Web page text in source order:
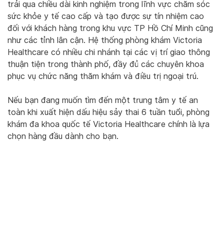
trải qua chiều dài kinh nghiệm trong lĩnh vực chăm sóc
sức khỏe y tế cao cấp và tạo được sự tín nhiệm cao
đối với khách hàng trong khu vực TP Hồ Chí Minh cũng
như các tỉnh lân cận. Hệ thống phòng khám Victoria
Healthcare có nhiều chi nhánh tại các vị trí giao thông
thuận tiện trong thành phố, đầy đủ các chuyên khoa
phục vụ chức năng thăm khám và điều trị ngoại trú.
Nếu bạn đang muốn tìm đến một trung tâm y tế an
toàn khi xuất hiện dấu hiệu sảy thai 6 tuần tuổi, phòng
khám đa khoa quốc tế Victoria Healthcare chính là lựa
chọn hàng đầu dành cho bạn.